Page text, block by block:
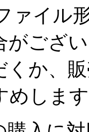
ァイル
がござ
くか、
めしま